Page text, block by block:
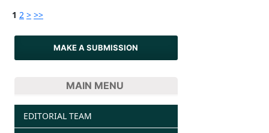
1 2 > >>
MAKE A SUBMISSION
MAIN MENU
EDITORIAL TEAM